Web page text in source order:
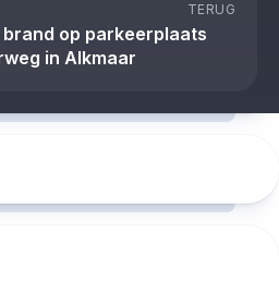
TERUG
op parkeerplaats
in Alkmaar